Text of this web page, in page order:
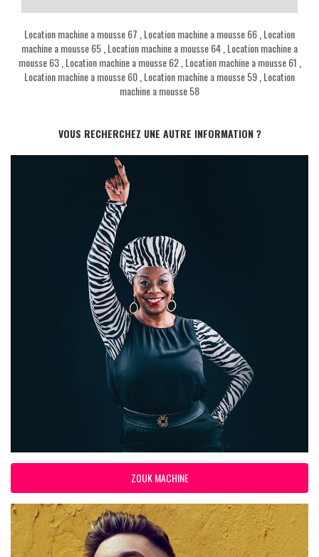
Location machine a mousse 67 Location machine a mousse 66 Location
machine a mousse 65 Location machine a mousse 64 Location machine a
mousse 63, Location machine a mousse 62, Location machine a mousse 61
Location machine a mousse 60 Location machine a mousse 59 Location
machine a mousse 58
VOUS RECHERCHEZ UNE AUTRE INFORMATION ?
ZOUK MACHINE